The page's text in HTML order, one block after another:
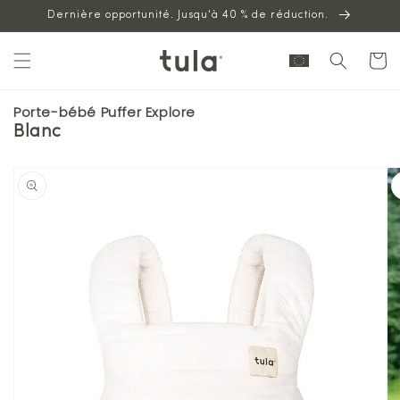
Aller au
contenu
Dernière opportunité. Jusqu'à 40 % de réduction.
Panier
Porte-bébé Puffer Explore
Blanc
sur les